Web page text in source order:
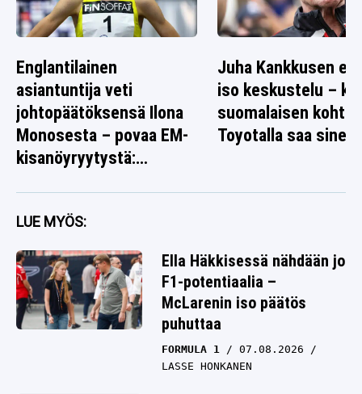
Englantilainen
asiantuntija veti
johtopäätöksensä Ilona
Monosesta – povaa EM-
kisanöyryytystä:
Juha Kankkusen
iso keskustelu –
suomalaisen
Toyotalla saa
LUE MYÖS:
Ella Häkkisessä nähdään jo
F1-potentiaalia –
McLarenin iso päätös
puhuttaa
FORMULA 1
07.08.2026
LASSE HONKANEN